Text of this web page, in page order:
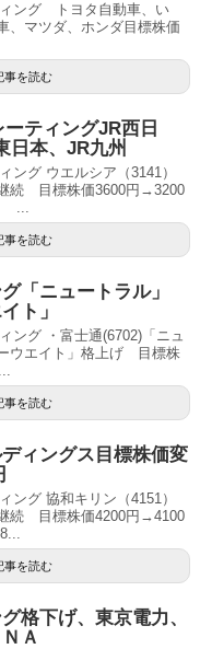
ング トヨタ自動車、い
、マツダ、ホンダ目標株価
事を読む
ティングJR西日
日本、JR九州
ング ウエルシア（3141）
継続 目標株価3600円→3200
...
事を読む
「ニュートラル」
ト」
ング ・富士通(6702)「ニュ
ウエイト」格上げ 目標株
事を読む
ィングス目標株価変
ング 協和キリン（4151）
継続 目標株価4200円→4100
事を読む
格下げ、東京電力、
Ａ